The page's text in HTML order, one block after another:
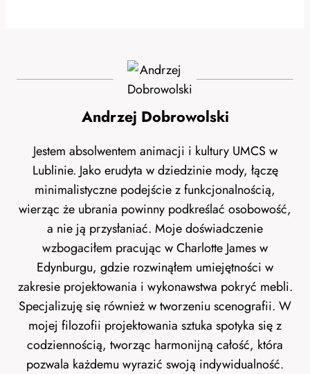
Andrzej Dobrowolski
Jestem absolwentem animacji i kultury UMCS w
Lublinie. Jako erudyta w dziedzinie mody, łączę
minimalistyczne podejście z funkcjonalnością,
wierząc że ubrania powinny podkreślać osobowość,
a nie ją przysłaniać. Moje doświadczenie
wzbogaciłem pracując w Charlotte James w
Edynburgu, gdzie rozwinąłem umiejętności w
zakresie projektowania i wykonawstwa pokryć mebli.
Specjalizuję się również w tworzeniu scenografii. W
mojej filozofii projektowania sztuka spotyka się z
codziennością, tworząc harmonijną całość, która
pozwala każdemu wyrazić swoją indywidualność.